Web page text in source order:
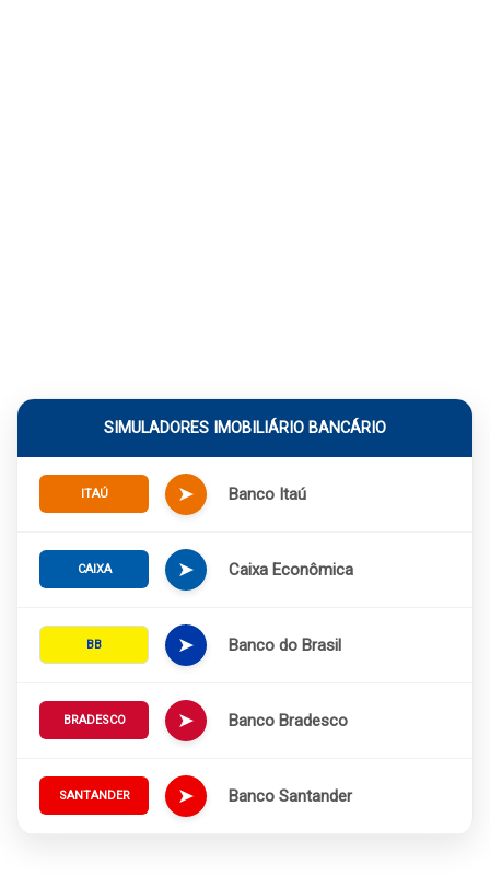
SIMULADORES IMOBILIÁRIO BANCÁRIO
ITAÚ ➤ Banco Itaú
CAIXA ➤ Caixa Econômica
BB ➤ Banco do Brasil
BRADESCO ➤ Banco Bradesco
SANTANDER ➤ Banco Santander